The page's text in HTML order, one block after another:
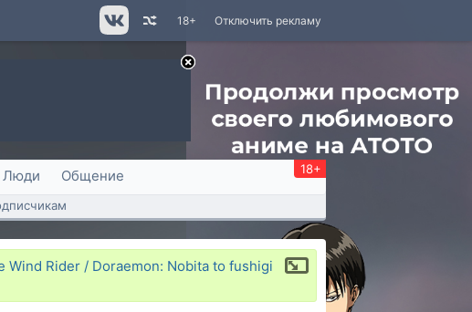
Отключить рекламу
18+
Люди Общение 18+
Wind Rider / Doraemon: Nobita to fushigi